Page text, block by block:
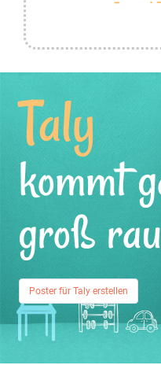
Taly
kommt
groß
Poster für Taly erstellen